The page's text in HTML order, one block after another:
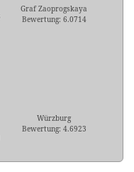
Graf Zaoprogskaya
Bewertung: 6.0714
Würzburg
Bewertung: 4.6923